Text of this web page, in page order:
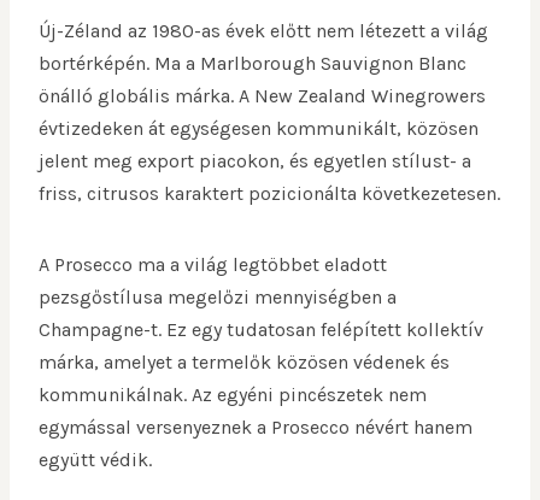
Új-Zéland az 1980-as évek előtt nem létezett a világ
bortérképén. Ma a Marlborough Sauvignon Blanc
önálló globális márka. A New Zealand Winegrowers
évtizedeken át egységesen kommunikált, közösen
jelent meg export piacokon, és egyetlen stílust- a
friss, citrusos karaktert pozicionálta következetesen.
A Prosecco ma a világ legtöbbet eladott
pezsgőstílusa megelőzi mennyiségben a
Champagne-t. Ez egy tudatosan felépített kollektív
márka, amelyet a termelők közösen védenek és
kommunikálnak. Az egyéni pincészetek nem
egymással versenyeznek a Prosecco névért hanem
együtt védik.